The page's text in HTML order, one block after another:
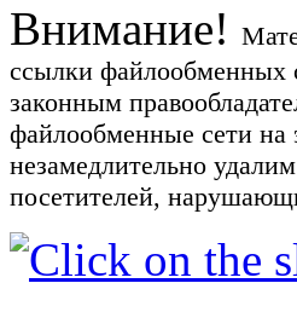
Внимание!
ссылки файлообменных
законным
файлообменные сети на
незамедлительно
посетителей,